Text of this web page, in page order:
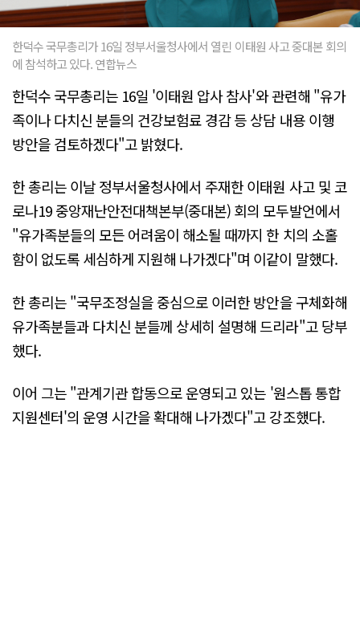
한덕수 국무총리가 16일 정부서울청사에서 열린 이태원 사고 중대본 회의
에 참석하고 있다. 연합뉴스
한덕수 국무총리는 16일 '이태원 압사 참사'와 관련해 "유가
족이나 다치신 분들의 건강보험료 경감 등 상담 내용 이행
방안을 검토하겠다"고 밝혔다.
한 총리는 이날 정부서울청사에서 주재한 이태원 사고 및 코
로나19 중앙재난안전대책본부(중대본) 회의 모두발언에서
"유가족분들의 모든 어려움이 해소될 때까지 한 치의 소홀
함이 없도록 세심하게 지원해 나가겠다"며 이같이 말했다.
한 총리는 "국무조정실을 중심으로 이러한 방안을 구체화해
유가족분들과 다치신 분들께 상세히 설명해 드리라"고 당부
했다.
이어 그는 "관계기관 합동으로 운영되고 있는 '원스톱 통합
지원센터'의 운영 시간을 확대해 나가겠다"고 강조했다.